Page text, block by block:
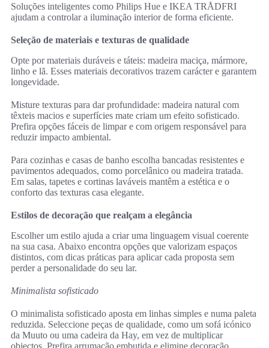
Soluções inteligentes como Philips Hue e IKEA TRÅDFRI
ajudam a controlar a iluminação interior de forma eficiente.
Seleção de materiais e texturas de qualidade
Opte por materiais duráveis e táteis: madeira maciça, mármore,
linho e lã. Esses materiais decorativos trazem carácter e garantem
longevidade.
Misture texturas para dar profundidade: madeira natural com
têxteis macios e superfícies mate criam um efeito sofisticado.
Prefira opções fáceis de limpar e com origem responsável para
reduzir impacto ambiental.
Para cozinhas e casas de banho escolha bancadas resistentes e
pavimentos adequados, como porcelânico ou madeira tratada.
Em salas, tapetes e cortinas laváveis mantêm a estética e o
conforto das texturas casa elegante.
Estilos de decoração que realçam a elegância
Escolher um estilo ajuda a criar uma linguagem visual coerente
na sua casa. Abaixo encontra opções que valorizam espaços
distintos, com dicas práticas para aplicar cada proposta sem
perder a personalidade do seu lar.
Minimalista sofisticado
O minimalista sofisticado aposta em linhas simples e numa paleta
reduzida. Seleccione peças de qualidade, como um sofá icónico
da Muuto ou uma cadeira da Hay, em vez de multiplicar
objectos. Prefira arrumação embutida e elimine decoração